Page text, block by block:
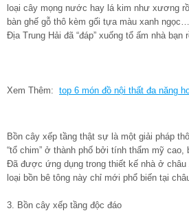
loại cây mọng nước hay lá kim như xương
bàn ghế gỗ thô kèm gối tựa màu xanh
Địa Trung Hải đã “đáp” xuống tổ ấm nhà bạn
Xem Thêm: top 6 món đồ nội thất đa năng
Bồn cây xếp tầng thật sự là một giải pháp
“tổ chim” ở thành phố bởi tính thẩm mỹ cao,
Đã được ứng dụng trong thiết kế nhà ở
loại bồn bê tông này chỉ mới phổ biến tại
3. Bồn cây xếp tầng độc đáo